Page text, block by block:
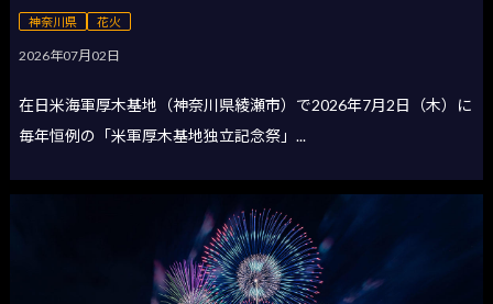
神奈川県 花火
2026年07月02日
在日米海軍厚木基地（神奈川県綾瀬市）で2026年7月2日（木）に
毎年恒例の「米軍厚木基地独立記念祭」...